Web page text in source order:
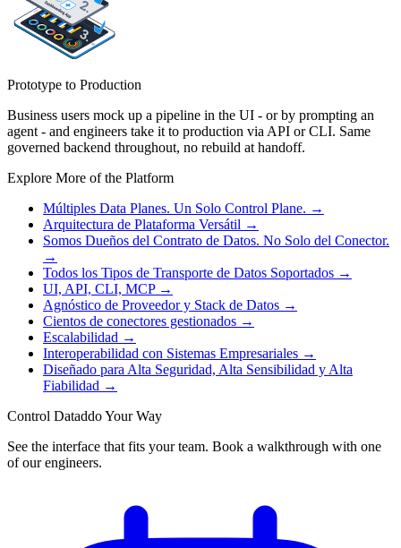
Prototype to Production
Business users mock up a pipeline in the UI - or by prompting an
agent - and engineers take it to production via API or CLI. Same
governed backend throughout, no rebuild at handoff.
Explore More of the Platform
Múltiples Data Planes. Un Solo Control Plane. →
Arquitectura de Plataforma Versátil →
Somos Dueños del Contrato de Datos. No Solo del Conector.
→
Todos los Tipos de Transporte de Datos Soportados →
UI, API, CLI, MCP →
Agnóstico de Proveedor y Stack de Datos →
Cientos de conectores gestionados →
Escalabilidad →
Interoperabilidad con Sistemas Empresariales →
Diseñado para Alta Seguridad, Alta Sensibilidad y Alta
Fiabilidad →
Control Dataddo Your Way
See the interface that fits your team. Book a walkthrough with one
of our engineers.